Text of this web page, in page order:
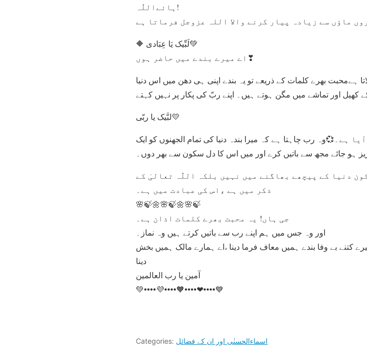
ہائےاللّٰہ!
🔶 لَبِّیک یَا عِبَادی💚
اے میرے بندے میں حاضر ہوں❣
ہےمحبت بھرے کلمات کے ذریعے تو یہ بندے اپنی ہی دھن میں اس دنیا
کھیل اور تماشے میں مگن ہوتے ہیں۔ اپنے ربّ کی پکار پر نہیں کہتے
لبَّیک یا ربّی💛
رب چاہتا ہے کہ میرا بندہ دنیا کی تمام الجھنوں کو ایک
دنیا کے پیچھے بھاگنے میں نہیں بلکہ اللّٰہ تعالیٰ کے
ذکر میں ہے ،اس کی عبادت میں ہے۔
🌸🍃🌼🌸🍃🌼🌸🍃
جی ہاں! یہ محبت بھرے کلمات اذان ہے۔
اور وہ جس میں ہم اپنے رب سے باتیں کرتے ہیں وہ نماز۔
کتنے بے وفا بندے ہمیں معاف فرما دینا ،اے ہمارے مالک ہمیں بخش
دینا
آمین یا رب العالمین
💚••••💜••••🧡••••❤••••💙
Categories: اسماءالحسنٰی اور ان کے فضائل